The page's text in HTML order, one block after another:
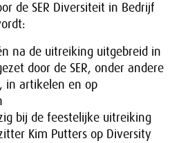
de SER Diversiteit in Bedrijf
na de uitreiking uitgebreid in
door de SER, onder andere
in artikelen en op
bij de feestelijke uitreiking
Kim Putters op Diversity